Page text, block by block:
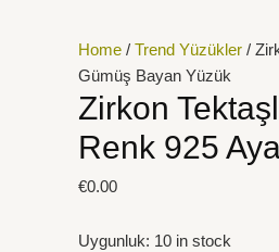
Home / Trend Yüzükler /
Gümüş Bayan Yüzük
Zirkon
Renk 925
€0.00
Uygunluk: 10 in stock
Ayar
Gümüş
Bayan
Yüzük